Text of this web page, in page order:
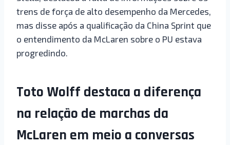
trens de força de alto desempenho da Mercedes,
mas disse após a qualificação da China Sprint que
o entendimento da McLaren sobre o PU estava
progredindo.
Toto Wolff destaca a diferença
na relação de marchas da
McLaren em meio a conversas